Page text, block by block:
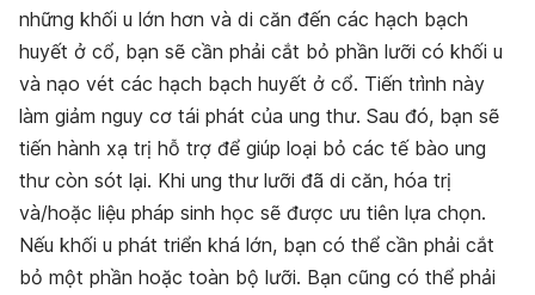
những khối u lớn hơn và di căn đến các hạch bạch
huyết ở cổ, bạn sẽ cần phải cắt bỏ phần lưỡi có khối u
và nạo vét các hạch bạch huyết ở cổ. Tiến trình này
làm giảm nguy cơ tái phát của ung thư. Sau đó, bạn sẽ
tiến hành xạ trị hỗ trợ để giúp loại bỏ các tế bào ung
thư còn sót lại. Khi ung thư lưỡi đã di căn, hóa trị
và/hoặc liệu pháp sinh học sẽ được ưu tiên lựa chọn.
Nếu khối u phát triển khá lớn, bạn có thể cần phải cắt
bỏ một phần hoặc toàn bộ lưỡi. Bạn cũng có thể phải